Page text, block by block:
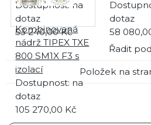
Dostupnost: na
dotaz
53 240,00Kč
dotaz
58
Kombinovaná
nádrž TIPEX TXE
800 SM1X F3 s
izolací
Dostupnost: na
dotaz
105 270,00 Kč
Řadit
Položek na